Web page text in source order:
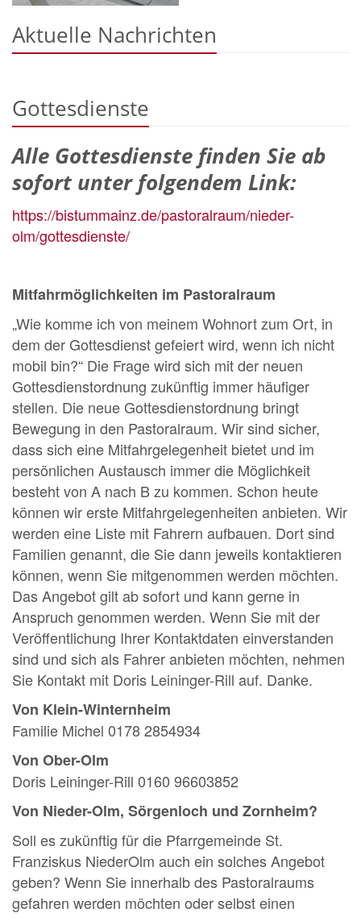
Aktuelle Nachrichten
Gottesdienste
Alle Gottesdienste finden Sie ab
sofort unter folgendem Link:
https://bistummainz.de/pastoralraum/nieder-
olm/gottesdienste/
Mitfahrmöglichkeiten im Pastoralraum
„Wie komme ich von meinem Wohnort zum Ort, in
dem der Gottesdienst gefeiert wird, wenn ich nicht
mobil bin?“ Die Frage wird sich mit der neuen
Gottesdienstordnung zukünftig immer häufiger
stellen. Die neue Gottesdienstordnung bringt
Bewegung in den Pastoralraum. Wir sind sicher,
dass sich eine Mitfahrgelegenheit bietet und im
persönlichen Austausch immer die Möglichkeit
besteht von A nach B zu kommen. Schon heute
können wir erste Mitfahrgelegenheiten anbieten. Wir
werden eine Liste mit Fahrern aufbauen. Dort sind
Familien genannt, die Sie dann jeweils kontaktieren
können, wenn Sie mitgenommen werden möchten.
Das Angebot gilt ab sofort und kann gerne in
Anspruch genommen werden. Wenn Sie mit der
Veröffentlichung Ihrer Kontaktdaten einverstanden
sind und sich als Fahrer anbieten möchten, nehmen
Sie Kontakt mit Doris Leininger-Rill auf. Danke.
Von Klein-Winternheim
Familie Michel 0178 2854934
Von Ober-Olm
Doris Leininger-Rill 0160 96603852
Von Nieder-Olm, Sörgenloch und Zornheim?
Soll es zukünftig für die Pfarrgemeinde St.
Franziskus NiederOlm auch ein solches Angebot
geben? Wenn Sie innerhalb des Pastoralraums
gefahren werden möchten oder selbst einen